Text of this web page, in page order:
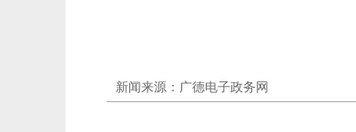
新闻来源：广德电子政务网